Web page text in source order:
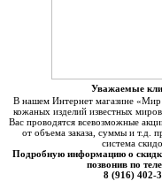
Уважаемые
В нашем Интернет магазине
кожаных изделий известных
Вас проводятся всевозможные
от объема заказа, суммы и т.д.
система
Подробную информацию о
позвонив по
8 (916) 402-